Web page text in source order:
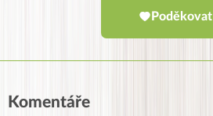
Poděkovat
Komentáře